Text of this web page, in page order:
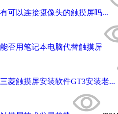
有可以连接摄像头的触摸屏吗...
能否用笔记本电脑代替触摸屏
三菱触摸屏安装软件GT3安装老...